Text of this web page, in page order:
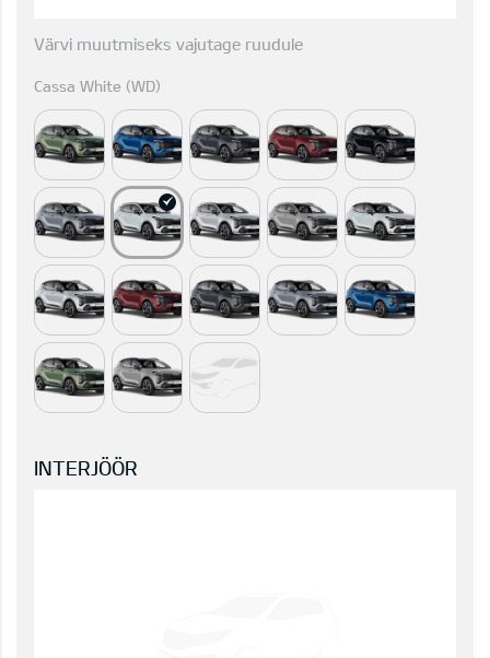
Värvi muutmiseks vajutage ruudule
Cassa White (WD)
INTERJÖÖR